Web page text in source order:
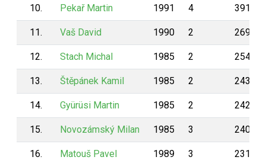
10. Pekař Martin 1991 4 391
11. Vaš David 1990 2 269
12. Stach Michal 1985 2 254
13. Štěpánek Kamil 1985 2 243
14. Gyürüsi Martin 1985 2 242
15. Novozámský Milan 1985 3 240
16. Matouš Pavel 1989 3 231